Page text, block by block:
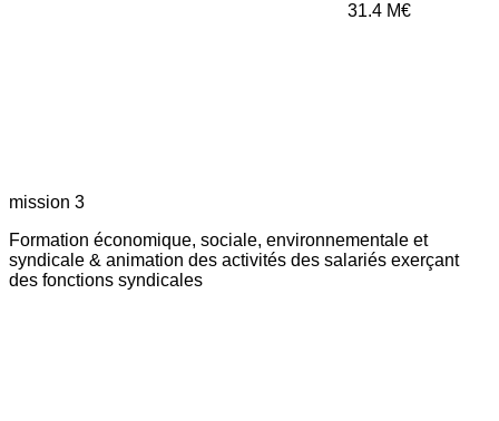
31.4 M€
mission 3
Formation économique, sociale, environnementale et
syndicale & animation des activités des salariés exerçant
des fonctions syndicales